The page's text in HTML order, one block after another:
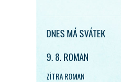
DNES MÁ SVÁTEK
9. 8. ROMAN
ZÍTRA ROMAN